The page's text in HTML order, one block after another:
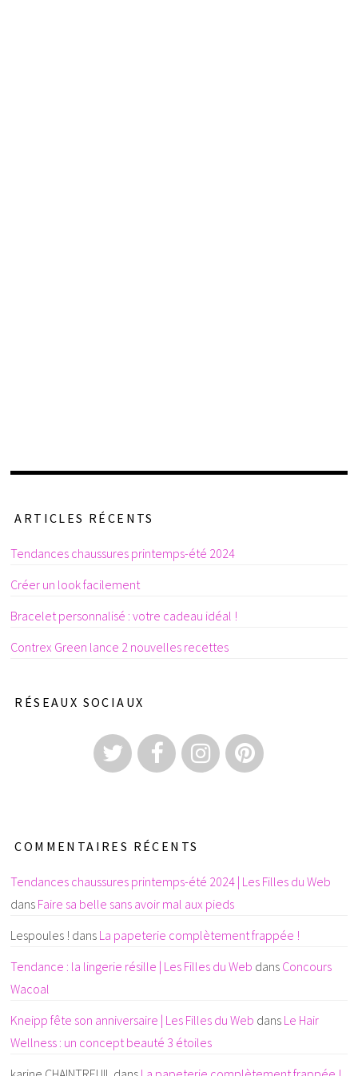
ARTICLES RÉCENTS
Tendances chaussures printemps-été 2024
Créer un look facilement
Bracelet personnalisé : votre cadeau idéal !
Contrex Green lance 2 nouvelles recettes
RÉSEAUX SOCIAUX
COMMENTAIRES RÉCENTS
Tendances chaussures printemps-été 2024 | Les Filles du Web
dans Faire sa belle sans avoir mal aux pieds
Lespoules ! dans La papeterie complètement frappée !
Tendance : la lingerie résille | Les Filles du Web dans Concours
Wacoal
Kneipp fête son anniversaire | Les Filles du Web dans Le Hair
Wellness : un concept beauté 3 étoiles